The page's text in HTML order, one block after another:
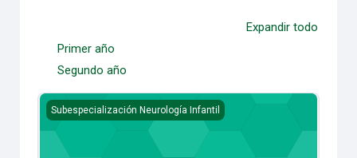
Expandir todo
Primer año
Segundo año
Aula virtual - Neurología Infantil
Subespecialización Neurología Infantil